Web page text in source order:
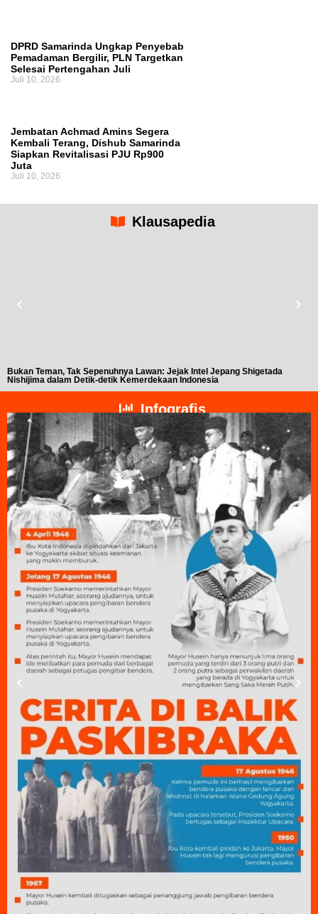
DPRD Samarinda Ungkap Penyebab
Pemadaman Bergilir, PLN Targetkan
Selesai Pertengahan Juli
Juli 10, 2026
Jembatan Achmad Amins Segera
Kembali Terang, Dishub Samarinda
Siapkan Revitalisasi PJU Rp900
Juta
Juli 10, 2026
Klausapedia
Bukan Teman, Tak Sepenuhnya Lawan: Jejak Intel Jepang Shigetada
Nishijima dalam Detik-detik Kemerdekaan Indonesia
Infografis